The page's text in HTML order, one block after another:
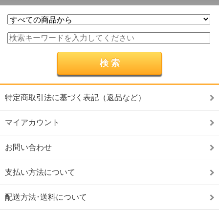
特定商取引法に基づく表記（返品など）
マイアカウント
お問い合わせ
支払い方法について
配送方法･送料について